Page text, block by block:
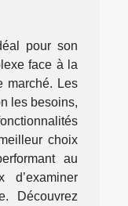
pour son
face à la
marché. Les
les besoins,
choix
au
Découvrez